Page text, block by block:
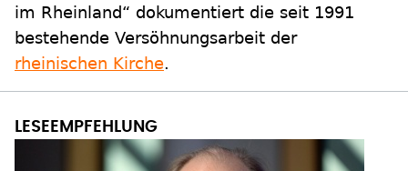
im Rheinland“ dokumentiert die seit 1991
bestehende Versöhnungsarbeit der
rheinischen Kirche.